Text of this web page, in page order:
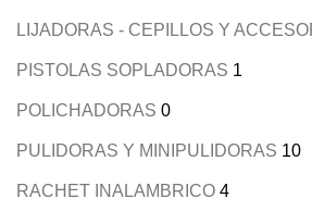
LIJADORAS - CEPILLOS Y
PISTOLAS SOPLADORAS 1
POLICHADORAS 0
PULIDORAS Y MINIPULIDORAS 10
RACHET INALAMBRICO 4